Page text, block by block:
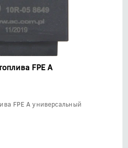
FPE A
FPE A универсальный